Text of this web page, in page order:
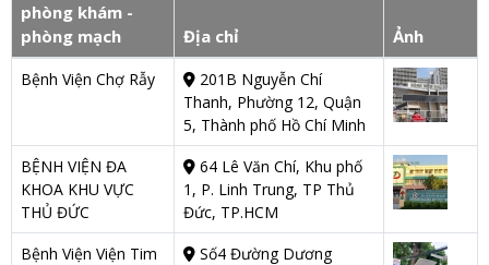
phòng khám -
phòng mạch
Địa chỉ Ảnh
Bệnh Viện Chợ Rẫy
201B Nguyễn Chí
Thanh, Phường 12, Quận
5, Thành phố Hồ Chí Minh
BỆNH VIỆN ĐA
KHOA KHU VỰC
THỦ ĐỨC
64 Lê Văn Chí, Khu phố
1, P. Linh Trung, TP Thủ
Đức, TP.HCM
Bệnh Viện Viện Tim
Số4 Đường Dương